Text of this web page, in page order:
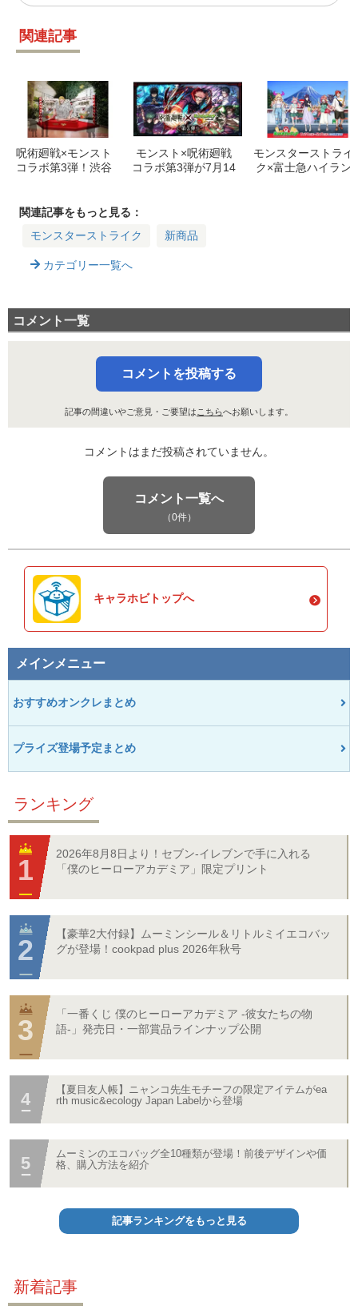
関連記事
呪術廻戦×モンスト
コラボ第3弾！渋谷
催！
モンスト×呪術廻戦
コラボ第3弾が7月14
モンスターストライ
ク×富士急ハイラン
関連記事をもっと見る：
モンスターストライク
新商品
カテゴリー一覧へ
コメント一覧
コメントを投稿する
記事の間違いやご意見・ご要望は こちらへお願いします。
コメントはまだ投稿されていません。
コメント一覧へ
（0件）
キャラホビトップへ
メインメニュー
おすすめオンクレまとめ
プライズ登場予定まとめ
ランキング
2026年8月8日より！セブン‐イレブンで手に入れる
「僕のヒーローアカデミア」限定プリント
【豪華2大付録】ムーミンシール＆リトルミイエコバッ
グが登場！cookpad plus 2026年秋号
「一番くじ 僕のヒーローアカデミア -彼女たちの物
語-」発売日・一部賞品ラインナップ公開
【夏目友人帳】ニャンコ先生モチーフの限定アイテムがea
rth music&ecology Japan Labelから登場
ムーミンのエコバッグ全10種類が登場！前後デザインや価
格、購入方法を紹介
記事ランキングをもっと見る
新着記事